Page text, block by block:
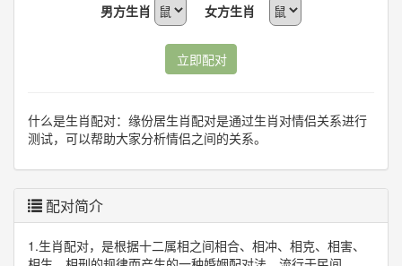
男方生肖 女方生肖
立即配对
什么是生肖配对：缘份居生肖配对是通过生肖对情侣关系进行
测试，可以帮助大家分析情侣之间的关系。
配对简介
1.生肖配对，是根据十二属相之间相合、相冲、相克、相害、